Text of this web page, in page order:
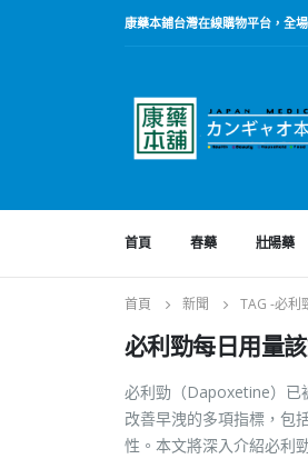
康藥本鋪台灣在線購物平台，全
首頁 春藥 壯陽藥
首頁 新聞 TAG -必利
必利勁每日用量
必利勁（Dapoxetine）已
改善早洩的多項指標，包
性。本文將深入介紹必利